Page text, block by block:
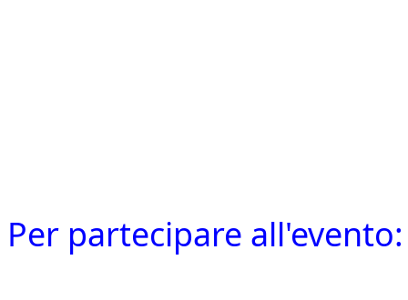
Per partecipare